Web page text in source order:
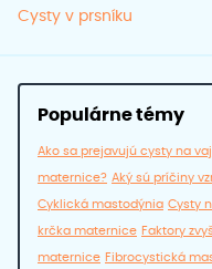
Cysty v prsníku
Populárne témy
Ako sa prejavujú cysty na
maternice? Aký sú príčiny
Cyklická mastodýnia Cysty
krčka maternice Faktory
maternice Fibrocystická